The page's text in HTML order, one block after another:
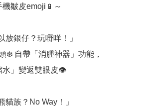
皺皮emoji📱～
放銀仔？玩嘢咩！」
❄️ 自帶「消腫神器」功能，
水」變返雙眼皮👁️
貓族？No Way！」